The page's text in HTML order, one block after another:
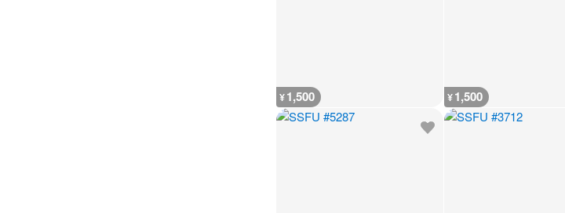
¥1,500 ¥1,500